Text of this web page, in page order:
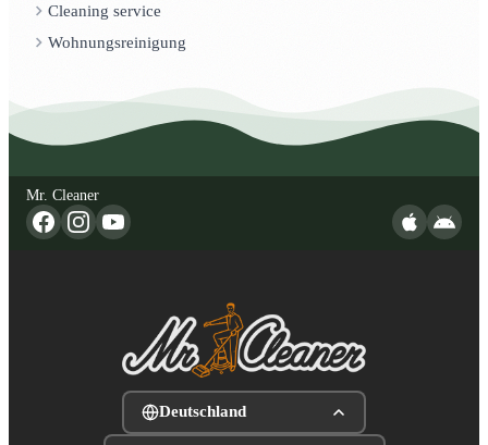
Cleaning service
Wohnungsreinigung
Mr. Cleaner
Deutschland